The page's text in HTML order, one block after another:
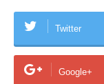
Twitter
Google+